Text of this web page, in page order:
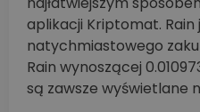
aplikacji Kriptomat.
natychmiastowego
Rain wynoszącej
są zawsze wyświetlane